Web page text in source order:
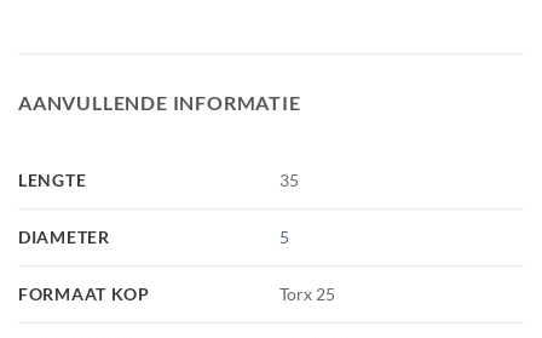
AANVULLENDE INFORMATIE
LENGTE 35
DIAMETER 5
FORMAAT KOP Torx 25